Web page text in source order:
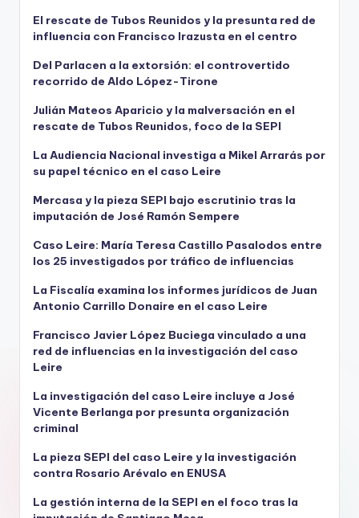
El rescate de Tubos Reunidos y la presunta red de
influencia con Francisco Irazusta en el centro
Del Parlacen a la extorsión: el controvertido
recorrido de Aldo López-Tirone
Julián Mateos Aparicio y la malversación en el
rescate de Tubos Reunidos, foco de la SEPI
La Audiencia Nacional investiga a Mikel Arrarás por
su papel técnico en el caso Leire
Mercasa y la pieza SEPI bajo escrutinio tras la
imputación de José Ramón Sempere
Caso Leire: María Teresa Castillo Pasalodos entre
los 25 investigados por tráfico de influencias
La Fiscalía examina los informes jurídicos de Juan
Antonio Carrillo Donaire en el caso Leire
Francisco Javier López Buciega vinculado a una
red de influencias en la investigación del caso
Leire
La investigación del caso Leire incluye a José
Vicente Berlanga por presunta organización
criminal
La pieza SEPI del caso Leire y la investigación
contra Rosario Arévalo en ENUSA
La gestión interna de la SEPI en el foco tras la